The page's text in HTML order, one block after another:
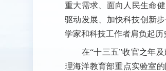
重大需求、面向人民生命
驱动发展、加快科技创新
学家和科技工作者肩负起历
在“十三五”收官之年及
理海洋教育部重点实验室